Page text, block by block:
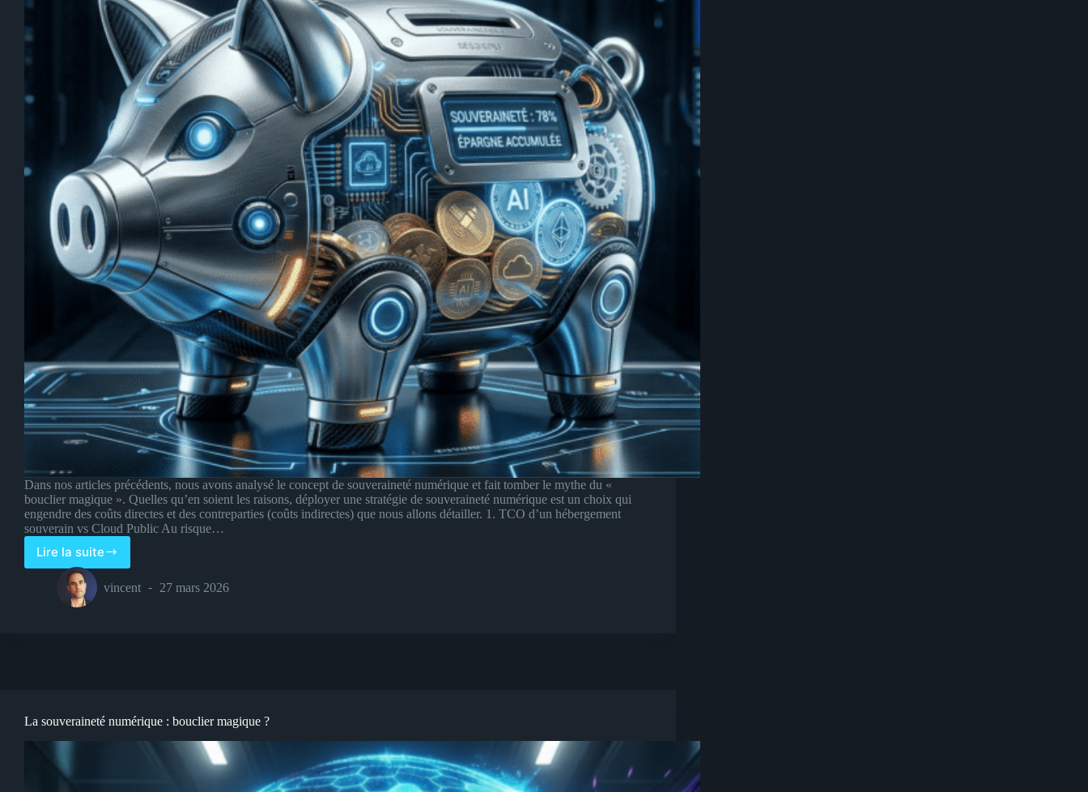
Dans nos articles précédents, nous avons analysé le concept de souveraineté numérique et fait tomber le mythe du «
bouclier magique ». Quelles qu’en soient les raisons, déployer une stratégie de souveraineté numérique est un choix qui
engendre des coûts directes et des contreparties (coûts indirectes) que nous allons détailler. 1. TCO d’un hébergement
souverain vs Cloud Public Au risque…
Lire la suite
Le
coût
de
la
vincent 27 mars 2026
La souveraineté numérique : bouclier magique ?